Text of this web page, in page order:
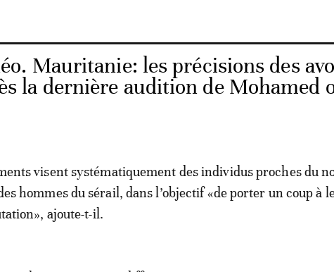
Mauritanie: les précisions des
la dernière audition de Mohamed
visent systématiquement des individus proches du
hommes du sérail, dans l’objectif «de porter un coup à
ajoute-t-il.